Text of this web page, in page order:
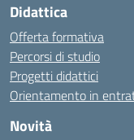
Didattica
Offerta formativa
Percorsi di studio
Progetti didattici
Orientamento in
Novità